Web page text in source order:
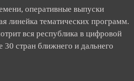
оперативные выпуски
линейка тематических программ.
вся республика в цифровой
стран ближнего и дальнего